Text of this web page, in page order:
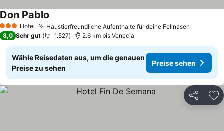
3 SterneHotel Haustierfreundliche Aufenthalte für deine Fellnasen
Don Pablo
8,0 Sehr gut 1.527 2.6 km bis Venecia
Wähle Reisedaten aus, um die genauen
Preise zu sehen
Preise sehen
Teilen